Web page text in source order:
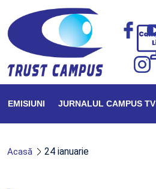
EMISIUNI JURNALUL CAMPUS TV
Acasă 24 ianuarie